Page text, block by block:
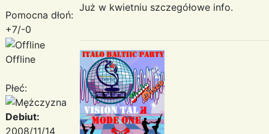
Pomocna dłoń:
+7/-0
Offline
Płeć:
Debiut:
2008/11/14
Już w kwietniu szczegółowe info.